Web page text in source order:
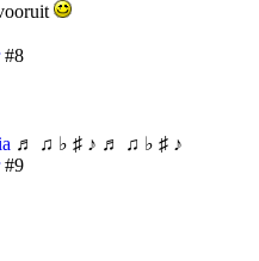
#8
♬ ♫ ♭ ♯ ♪ ♬ ♫ ♭ ♯ ♪
#9